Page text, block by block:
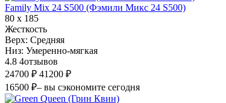
Family Mix 24 S500 (Фэмили Микс 24 S500)
80 х 185
Жесткость
Верх: Средняя
Низ: Умеренно-мягкая
4.8 4отзывов
24700 ₽ 41200 ₽
16500 ₽– вы сэкономите сегодня